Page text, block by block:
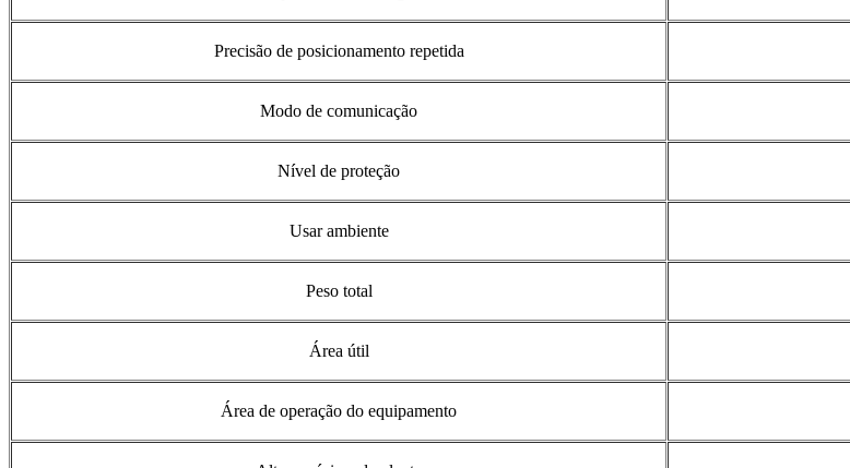
Precisão de posicionamento repetida
Modo de comunicação
Nível de proteção
Usar ambiente
Peso total
Área útil
Área de operação do equipamento